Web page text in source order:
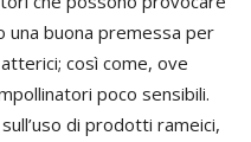
buona premessa per
così come, ove
poco sensibili.
di prodotti rameici,